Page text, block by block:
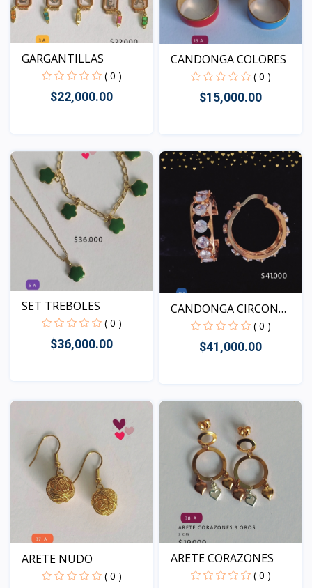
GARGANTILLAS
( 0 )
$22,000.00
Vista
CANDONGA COLORES
( 0 )
$15,000.00
Vista
SET TREBOLES
( 0 )
$36,000.00
CANDONGA CIRCON
BAGUETT...
( 0 )
$41,000.00
Vista
ARETE NUDO
( 0 )
ARETE CORAZONES
( 0 )